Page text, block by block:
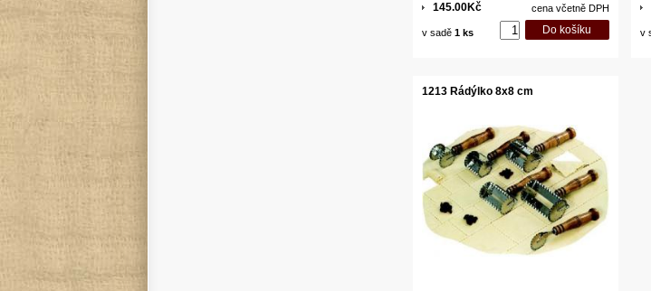
cena včetně DPH
145.00Kč
v sadě 1 ks v
1213 Rádýlko 8x8 cm